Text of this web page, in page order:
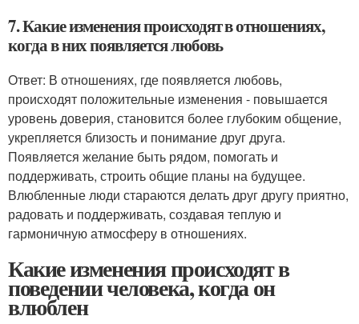
7. Какие изменения происходят в отношениях,
когда в них появляется любовь
Ответ: В отношениях, где появляется любовь,
происходят положительные изменения - повышается
уровень доверия, становится более глубоким общение,
укрепляется близость и понимание друг друга.
Появляется желание быть рядом, помогать и
поддерживать, строить общие планы на будущее.
Влюбленные люди стараются делать друг другу приятно,
радовать и поддерживать, создавая теплую и
гармоничную атмосферу в отношениях.
Какие изменения происходят в
поведении человека, когда он
влюблен